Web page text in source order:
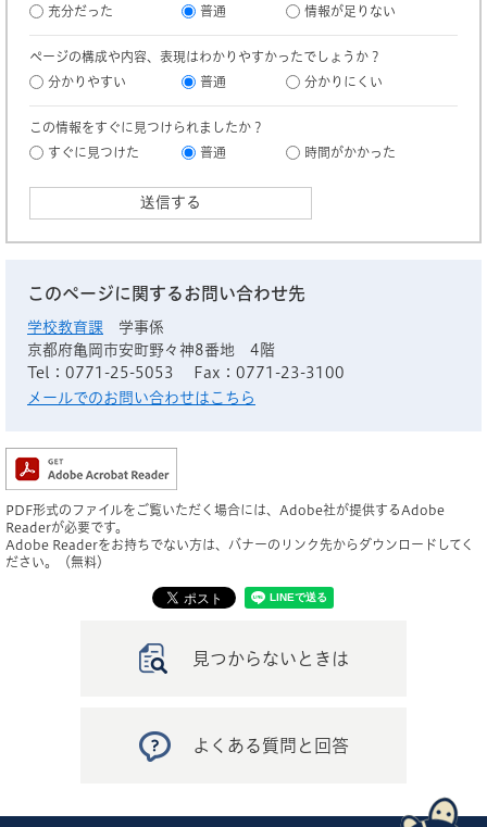
充分だった
普通 情報が足りない
ページの構成や内容、表現はわかりやすかったでしょうか？
分かりやすい
普通 分かりにくい
この情報をすぐに見つけられましたか？
すぐに見つけた
普通 時間がかかった
このページに関するお問い合わせ先
学校教育課
学事係
京都府亀岡市安町野々神8番地 4階
Tel：0771-25-5053
Fax：0771-23-3100
メールでのお問い合わせはこちら
PDF形式のファイルをご覧いただく場合には、Adobe社が提供するAdobe
Readerが必要です。
Adobe Readerをお持ちでない方は、バナーのリンク先からダウンロードしてく
ださい。（無料）
見つからないときは
よくある質問と回答